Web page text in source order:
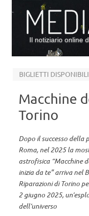
Il notiziario online
Macchine
Torino
Dopo il successo della
Roma, nel 2025 la
astrofisica “Macchine
inizia da te” arriva nel
Riparazioni di Torino
2 giugno 2025,
dell’universo